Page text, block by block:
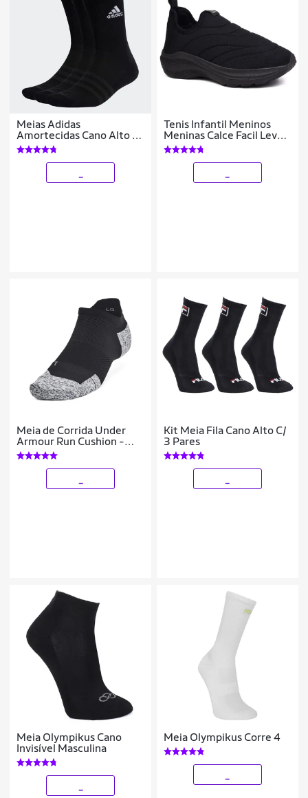
Meias Adidas
Amortecidas Cano Alto 3
Pares Preta - IC1310
Tenis Infantil Meninos
Meninas Calce Facil Leve
Tipo Meia
Meia de Corrida Under
Armour Run Cushion -
Pacote com 3 Pares
Kit Meia Fila Cano Alto C/
3 Pares
Meia Olympikus Cano
Invisível Masculina
Meia Olympikus Corre 4